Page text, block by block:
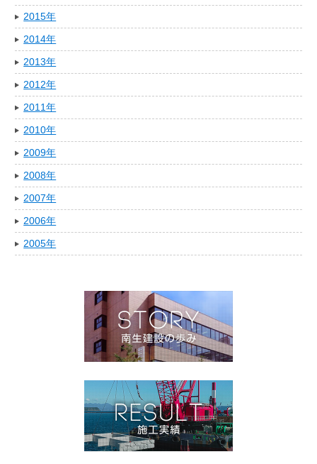
2015年
2014年
2013年
2012年
2011年
2010年
2009年
2008年
2007年
2006年
2005年